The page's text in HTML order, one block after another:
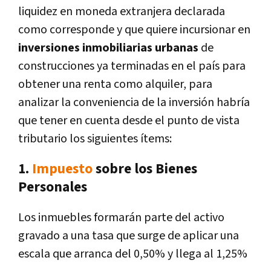
liquidez en moneda extranjera declarada
como corresponde y que quiere incursionar en
inversiones inmobiliarias urbanas de
construcciones ya terminadas en el país para
obtener una renta como alquiler, para
analizar la conveniencia de la inversión habría
que tener en cuenta desde el punto de vista
tributario los siguientes ítems:
1. Impuestosobre los Bienes
Personales
Los inmuebles formarán parte del activo
gravado a una tasa que surge de aplicar una
escala que arranca del 0,50% y llega al 1,25%